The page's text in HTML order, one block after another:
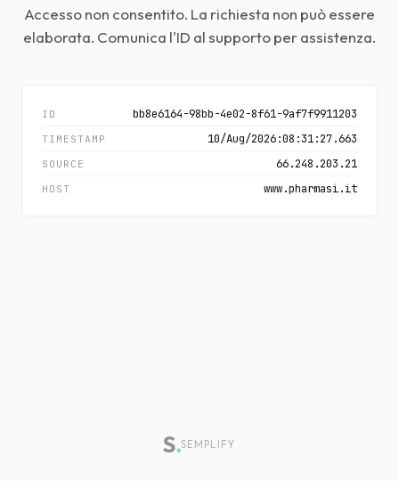
Accesso non consentito. La richiesta non può essere
elaborata. Comunica l'ID al supporto per assistenza.
ID bb8e6164-98bb-4e02-8f61-9af7f9911203
TIMESTAMP 10/Aug/2026:08:31:27.663
SOURCE 66.248.203.21
HOST www.pharmasi.it
SEMPLIFY